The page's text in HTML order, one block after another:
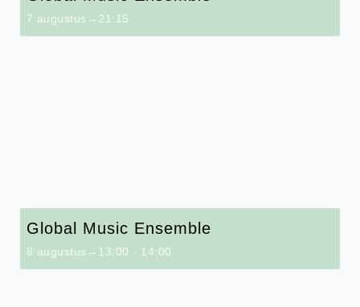
7 augustus→21:15
Global Music Ensemble
8 augustus→13:00 - 14:00